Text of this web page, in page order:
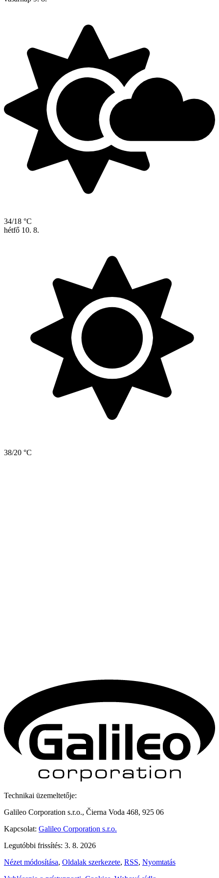
34/18 °C
hétfő 10. 8.
38/20 °C
Technikai üzemeltetője:
Galileo Corporation s.r.o., Čierna Voda 468, 925 06
Kapcsolat: Galileo Corporation s.r.o.
Legutóbbi frissítés: 3. 8. 2026
Nézet módosítása, Oldalak szerkezete, RSS, Nyomtatás